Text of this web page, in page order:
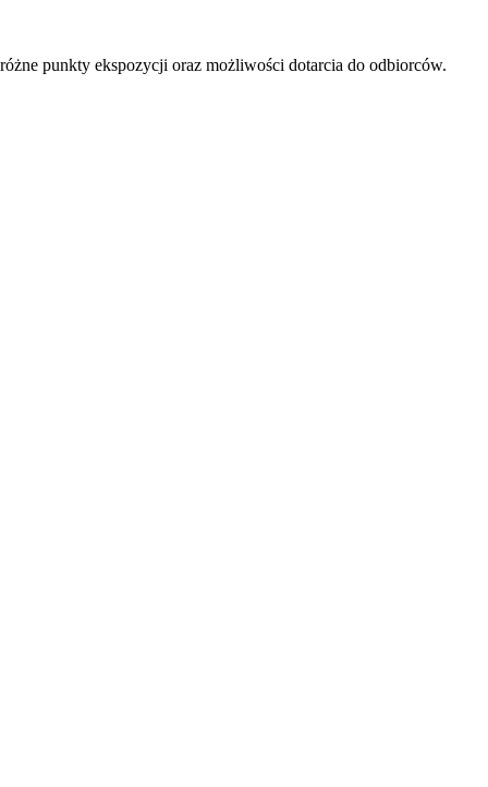
punkty ekspozycji oraz możliwości dotarcia do odbiorców.